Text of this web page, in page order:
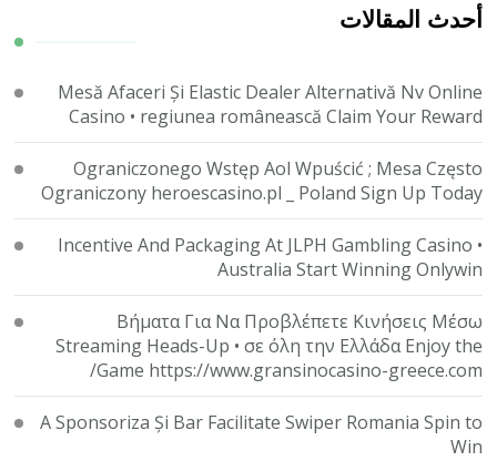
ما؟
أحدث المقالات
Mesă Afaceri Și Elastic Dealer Alternativă Nv Online
Casino • regiunea românească Claim Your Reward
Ograniczonego Wstęp Aol Wpuścić ; Mesa Często
Ograniczony heroescasino.pl _ Poland Sign Up Today
Incentive And Packaging At JLPH Gambling Casino •
Australia Start Winning Onlywin
Βήματα Για Να Προβλέπετε Κινήσεις Μέσω
Streaming Heads-Up • σε όλη την Ελλάδα Enjoy the
Game https://www.gransinocasino-greece.com/
A Sponsoriza Și Bar Facilitate Swiper Romania Spin to
Win